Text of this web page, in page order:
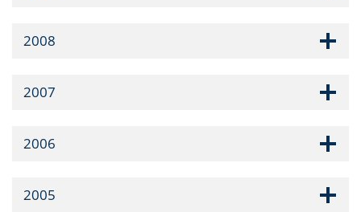
2008
2007
2006
2005